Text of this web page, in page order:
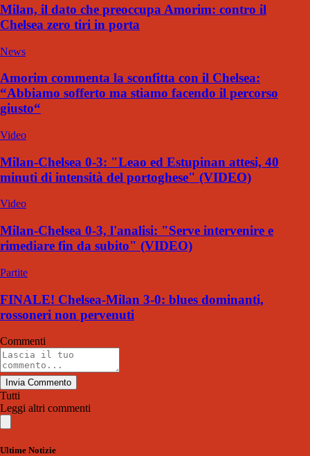
Milan, il dato che preoccupa Amorim: contro il
Chelsea zero tiri in porta
News
Amorim commenta la sconfitta con il Chelsea:
“Abbiamo sofferto ma stiamo facendo il percorso
giusto“
Video
Milan-Chelsea 0-3: "Leao ed Estupinan attesi, 40
minuti di intensità del portoghese" (VIDEO)
Video
Milan-Chelsea 0-3, l'analisi: "Serve intervenire e
rimediare fin da subito" (VIDEO)
Partite
FINALE! Chelsea-Milan 3-0: blues dominanti,
rossoneri non pervenuti
Commenti
Invia Commento
Tutti
Leggi altri commenti
Ultime Notizie